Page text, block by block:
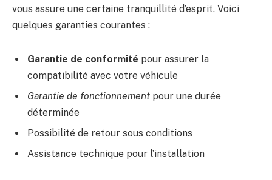
vous assure une certaine tranquillité d’esprit. Voici
quelques garanties courantes :
Garantie de conformité pour assurer la
compatibilité avec votre véhicule
Garantie de fonctionnement pour une durée
déterminée
Possibilité de retour sous conditions
Assistance technique pour l’installation